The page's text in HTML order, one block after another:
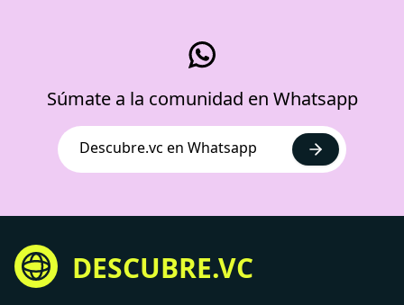
Súmate a la comunidad en Whatsapp
Descubre.vc en Whatsapp
DESCUBRE.VC